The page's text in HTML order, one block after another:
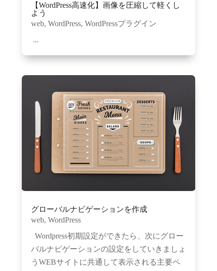
【WordPress高速化】画像を圧縮して軽くし
よう
web, WordPress, WordPressプラグイン
...
グローバルナビゲーションを作成
web, WordPress
Wordpress初期設定ができたら、次にグロー
バルナビゲーションの設定をしていきましょ
うWEBサイトに共通して表示される主要ペ